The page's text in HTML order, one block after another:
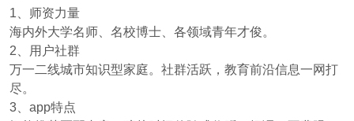
1、师资力量
海内外大学名师、名校博士、各领域青年才俊。
2、用户社群
万一二线城市知识型家庭。社群活跃，教育前沿信息一网打
尽。
3、app特点